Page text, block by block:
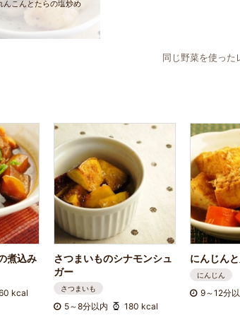
んこんとたらの塩炒め
同じ野菜を使った
煮込み
kcal
さつまいものシナモンシュ
ガー
さつまいも
5～8分以内 180 kcal
にんじん
にんじん
9～12分